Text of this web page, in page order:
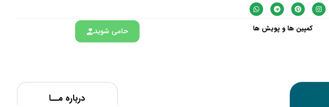
کمپین ها و پویش ها حامی شوید
درباره مــا